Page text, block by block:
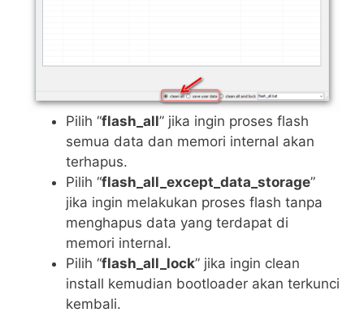
Pilih “flash_all” jika ingin proses flash
semua data dan memori internal akan
terhapus.
Pilih “flash_all_except_data_storage”
jika ingin melakukan proses flash tanpa
menghapus data yang terdapat di
memori internal.
Pilih “flash_all_lock” jika ingin clean
install kemudian bootloader akan terkunci
kembali.